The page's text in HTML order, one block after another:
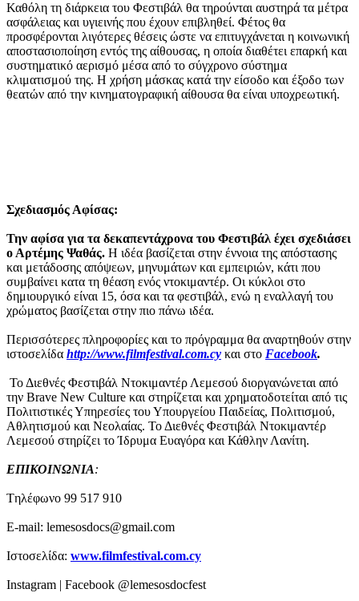
Καθόλη τη διάρκεια του Φεστιβάλ θα τηρούνται αυστηρά τα μέτρα
ασφάλειας και υγιεινής που έχουν επιβληθεί. Φέτος θα
προσφέρονται λιγότερες θέσεις ώστε να επιτυγχάνεται η κοινωνική
αποστασιοποίηση εντός της αίθουσας, η οποία διαθέτει επαρκή και
συστηματικό αερισμό μέσα από το σύγχρονο σύστημα
κλιματισμού της. Η χρήση μάσκας κατά την είσοδο και έξοδο των
θεατών από την κινηματογραφική αίθουσα θα είναι υποχρεωτική.
Σχεδιασμός Αφίσας:
Την αφίσα για τα δεκαπεντάχρονα του Φεστιβάλ έχει σχεδιάσει
ο Αρτέμης Ψαθάς. Η ιδέα βασίζεται στην έννοια της απόστασης
και μετάδοσης απόψεων, μηνυμάτων και εμπειριών, κάτι που
συμβαίνει κατα τη θέαση ενός ντοκιμαντέρ. Οι κύκλοι στο
δημιουργικό είναι 15, όσα και τα φεστιβάλ, ενώ η εναλλαγή του
χρώματος βασίζεται στην πιο πάνω ιδέα.
Περισσότερες πληροφορίες και το πρόγραμμα θα αναρτηθούν στην
ιστοσελίδα http://www.filmfestival.com.cy και στο Facebook.
Το Διεθνές Φεστιβάλ Ντοκιμαντέρ Λεμεσού διοργανώνεται από
την Brave New Culture και στηρίζεται και χρηματοδοτείται από τις
Πολιτιστικές Υπηρεσίες του Υπουργείου Παιδείας, Πολιτισμού,
Αθλητισμού και Νεολαίας. Το Διεθνές Φεστιβάλ Ντοκιμαντέρ
Λεμεσού στηρίζει το Ίδρυμα Ευαγόρα και Κάθλην Λανίτη.
ΕΠΙΚΟΙΝΩΝΙΑ:
Tηλέφωνο 99 517 910
E-mail: lemesosdocs@gmail.com
Ιστοσελίδα: www.filmfestival.com.cy
Instagram | Facebook @lemesosdocfest